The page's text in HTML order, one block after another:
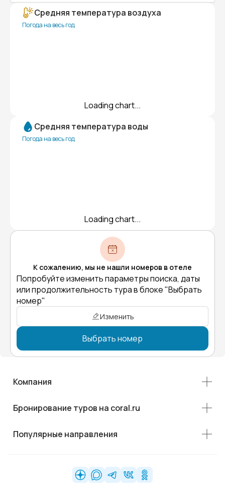
Средняя температура воздуха
Погода на весь год
Loading chart...
Средняя температура воды
Погода на весь год
Loading chart...
К сожалению, мы не нашли номеров в отеле
Попробуйте изменить параметры поиска, даты
или продолжительность тура в блоке "Выбрать
номер"
Изменить
Выбрать номер
Компания
Бронирование туров на coral.ru
Популярные направления